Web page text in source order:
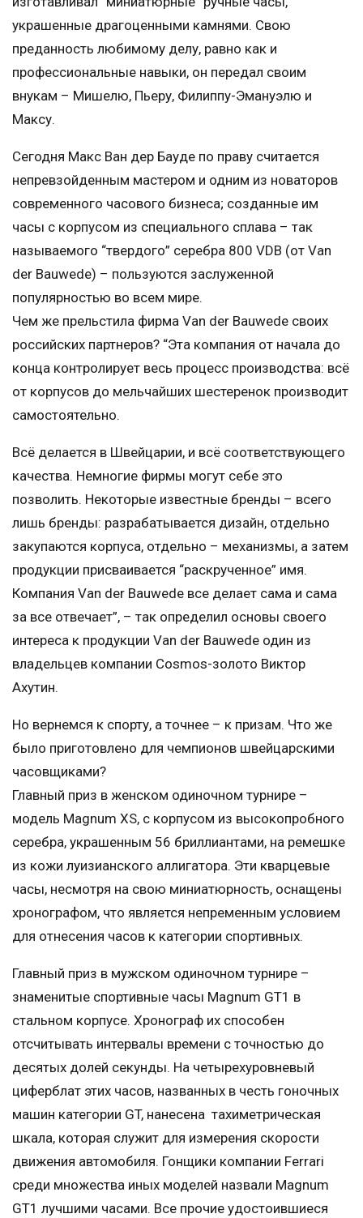
украшенные драгоценными камнями. Свою
преданность любимому делу, равно как и
профессиональные навыки, он передал своим
внукам – Мишелю, Пьеру, Филиппу-Эмануэлю и
Максу.
Сегодня Макс Ван дер Бауде по праву считается
непревзойденным мастером и одним из новаторов
современного часового бизнеса; созданные им
часы с корпусом из специального сплава – так
называемого “твердого” серебра 800 VDB (от Van
der Bauwede) – пользуются заслуженной
популярностью во всем мире.
Чем же прельстила фирма Van der Bauwede своих
российских партнеров? “Эта компания от начала до
конца контролирует весь процесс производства: всё
от корпусов до мельчайших шестеренок производит
самостоятельно.
Всё делается в Швейцарии, и всё соответствующего
качества. Немногие фирмы могут себе это
позволить. Некоторые известные бренды – всего
лишь бренды: разрабатывается дизайн, отдельно
закупаются корпуса, отдельно – механизмы, а затем
продукции присваивается “раскрученное” имя.
Компания Van der Bauwede все делает сама и сама
за все отвечает”, – так определил основы своего
интереса к продукции Van der Bauwede один из
владельцев компании Cosmos-золото Виктор
Ахутин.
Но вернемся к спорту, а точнее – к призам. Что же
было приготовлено для чемпионов швейцарскими
часовщиками?
Главный приз в женском одиночном турнире –
модель Magnum XS, с корпусом из высокопробного
серебра, украшенным 56 бриллиантами, на ремешке
из кожи луизианского аллигатора. Эти кварцевые
часы, несмотря на свою миниатюрность, оснащены
хронографом, что является непременным условием
для отнесения часов к категории спортивных.
Главный приз в мужском одиночном турнире –
знаменитые спортивные часы Magnum GT1 в
стальном корпусе. Хронограф их способен
отсчитывать интервалы времени с точностью до
десятых долей секунды. На четырехуровневый
циферблат этих часов, названных в честь гоночных
машин категории GT, нанесена тахиметрическая
шкала, которая служит для измерения скорости
движения автомобиля. Гонщики компании Ferrari
среди множества иных моделей назвали Magnum
GT1 лучшими часами. Все прочие удостоившиеся